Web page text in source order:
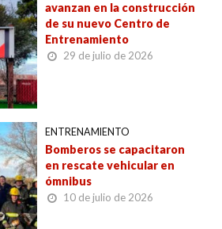
avanzan en la construcción
de su nuevo Centro de
Entrenamiento
29 de julio de 2026
ENTRENAMIENTO
Bomberos se capacitaron
en rescate vehicular en
ómnibus
10 de julio de 2026